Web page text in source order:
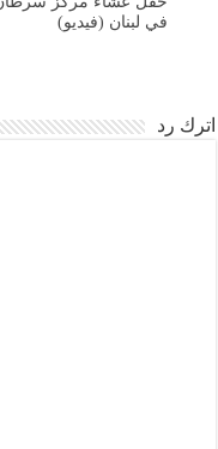
في لبنان (فيديو)
اترك رد